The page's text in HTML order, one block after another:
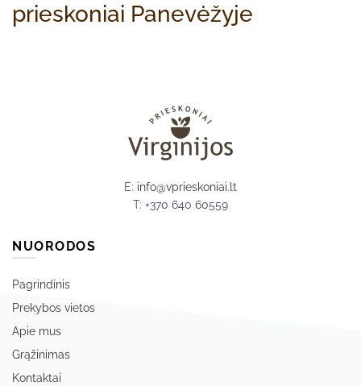
prieskoniai Panevėžyje
E: info@vprieskoniai.lt
T: +370 640 60559
NUORODOS
Pagrindinis
Prekybos vietos
Apie mus
Grąžinimas
Kontaktai